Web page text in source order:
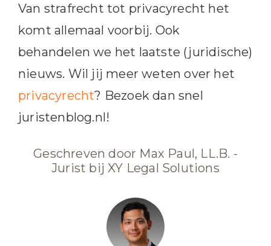
Van strafrecht tot privacyrecht het
komt allemaal voorbij. Ook
behandelen we het laatste (juridische)
nieuws. Wil jij meer weten over het
privacyrecht? Bezoek dan snel
juristenblog.nl!
Geschreven door Max Paul, LL.B. -
Jurist bij XY Legal Solutions